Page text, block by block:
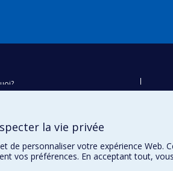
la vie privée
de personnaliser votre expérience
vos préférences. En acceptant tout,